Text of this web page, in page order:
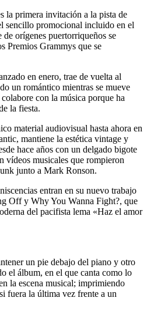
la primera invitación a la pista de
sencillo promocional incluido en el
orígenes puertorriqueños se
Premios Grammys que se
en enero, trae de vuelta al
un romántico mientras se mueve
con la música porque ha
la fiesta.
material audiovisual hasta ahora en
mantiene la estética vintage y
hace años con un delgado bigote
vídeos musicales que rompieron
junto a Mark Ronson.
entran en su nuevo trabajo
Off y Why You Wanna Fight?, que
del pacifista lema «Haz el amor
un pie debajo del piano y otro
el álbum, en el que canta como lo
la escena musical; imprimiendo
fuera la última vez frente a un